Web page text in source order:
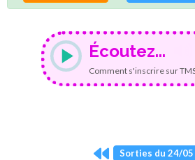
Écoutez...
Comment s'inscrire sur
Sorties du 24/05